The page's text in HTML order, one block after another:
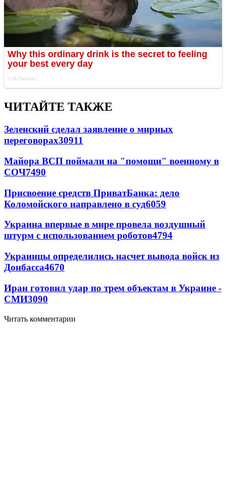
ЧИТАЙТЕ ТАКЖЕ
Зеленский сделал заявление о мирных
переговорах30911
Майора ВСП поймали на "помощи" военному в
СОЧ7490
Присвоение средств ПриватБанка: дело
Коломойского направлено в суд6059
Украина впервые в мире провела воздушный
штурм с использованием роботов4794
Украинцы определились насчет вывода войск из
Донбасса4670
Иран готовил удар по трем объектам в Украине -
СМИ3090
Читать комментарии